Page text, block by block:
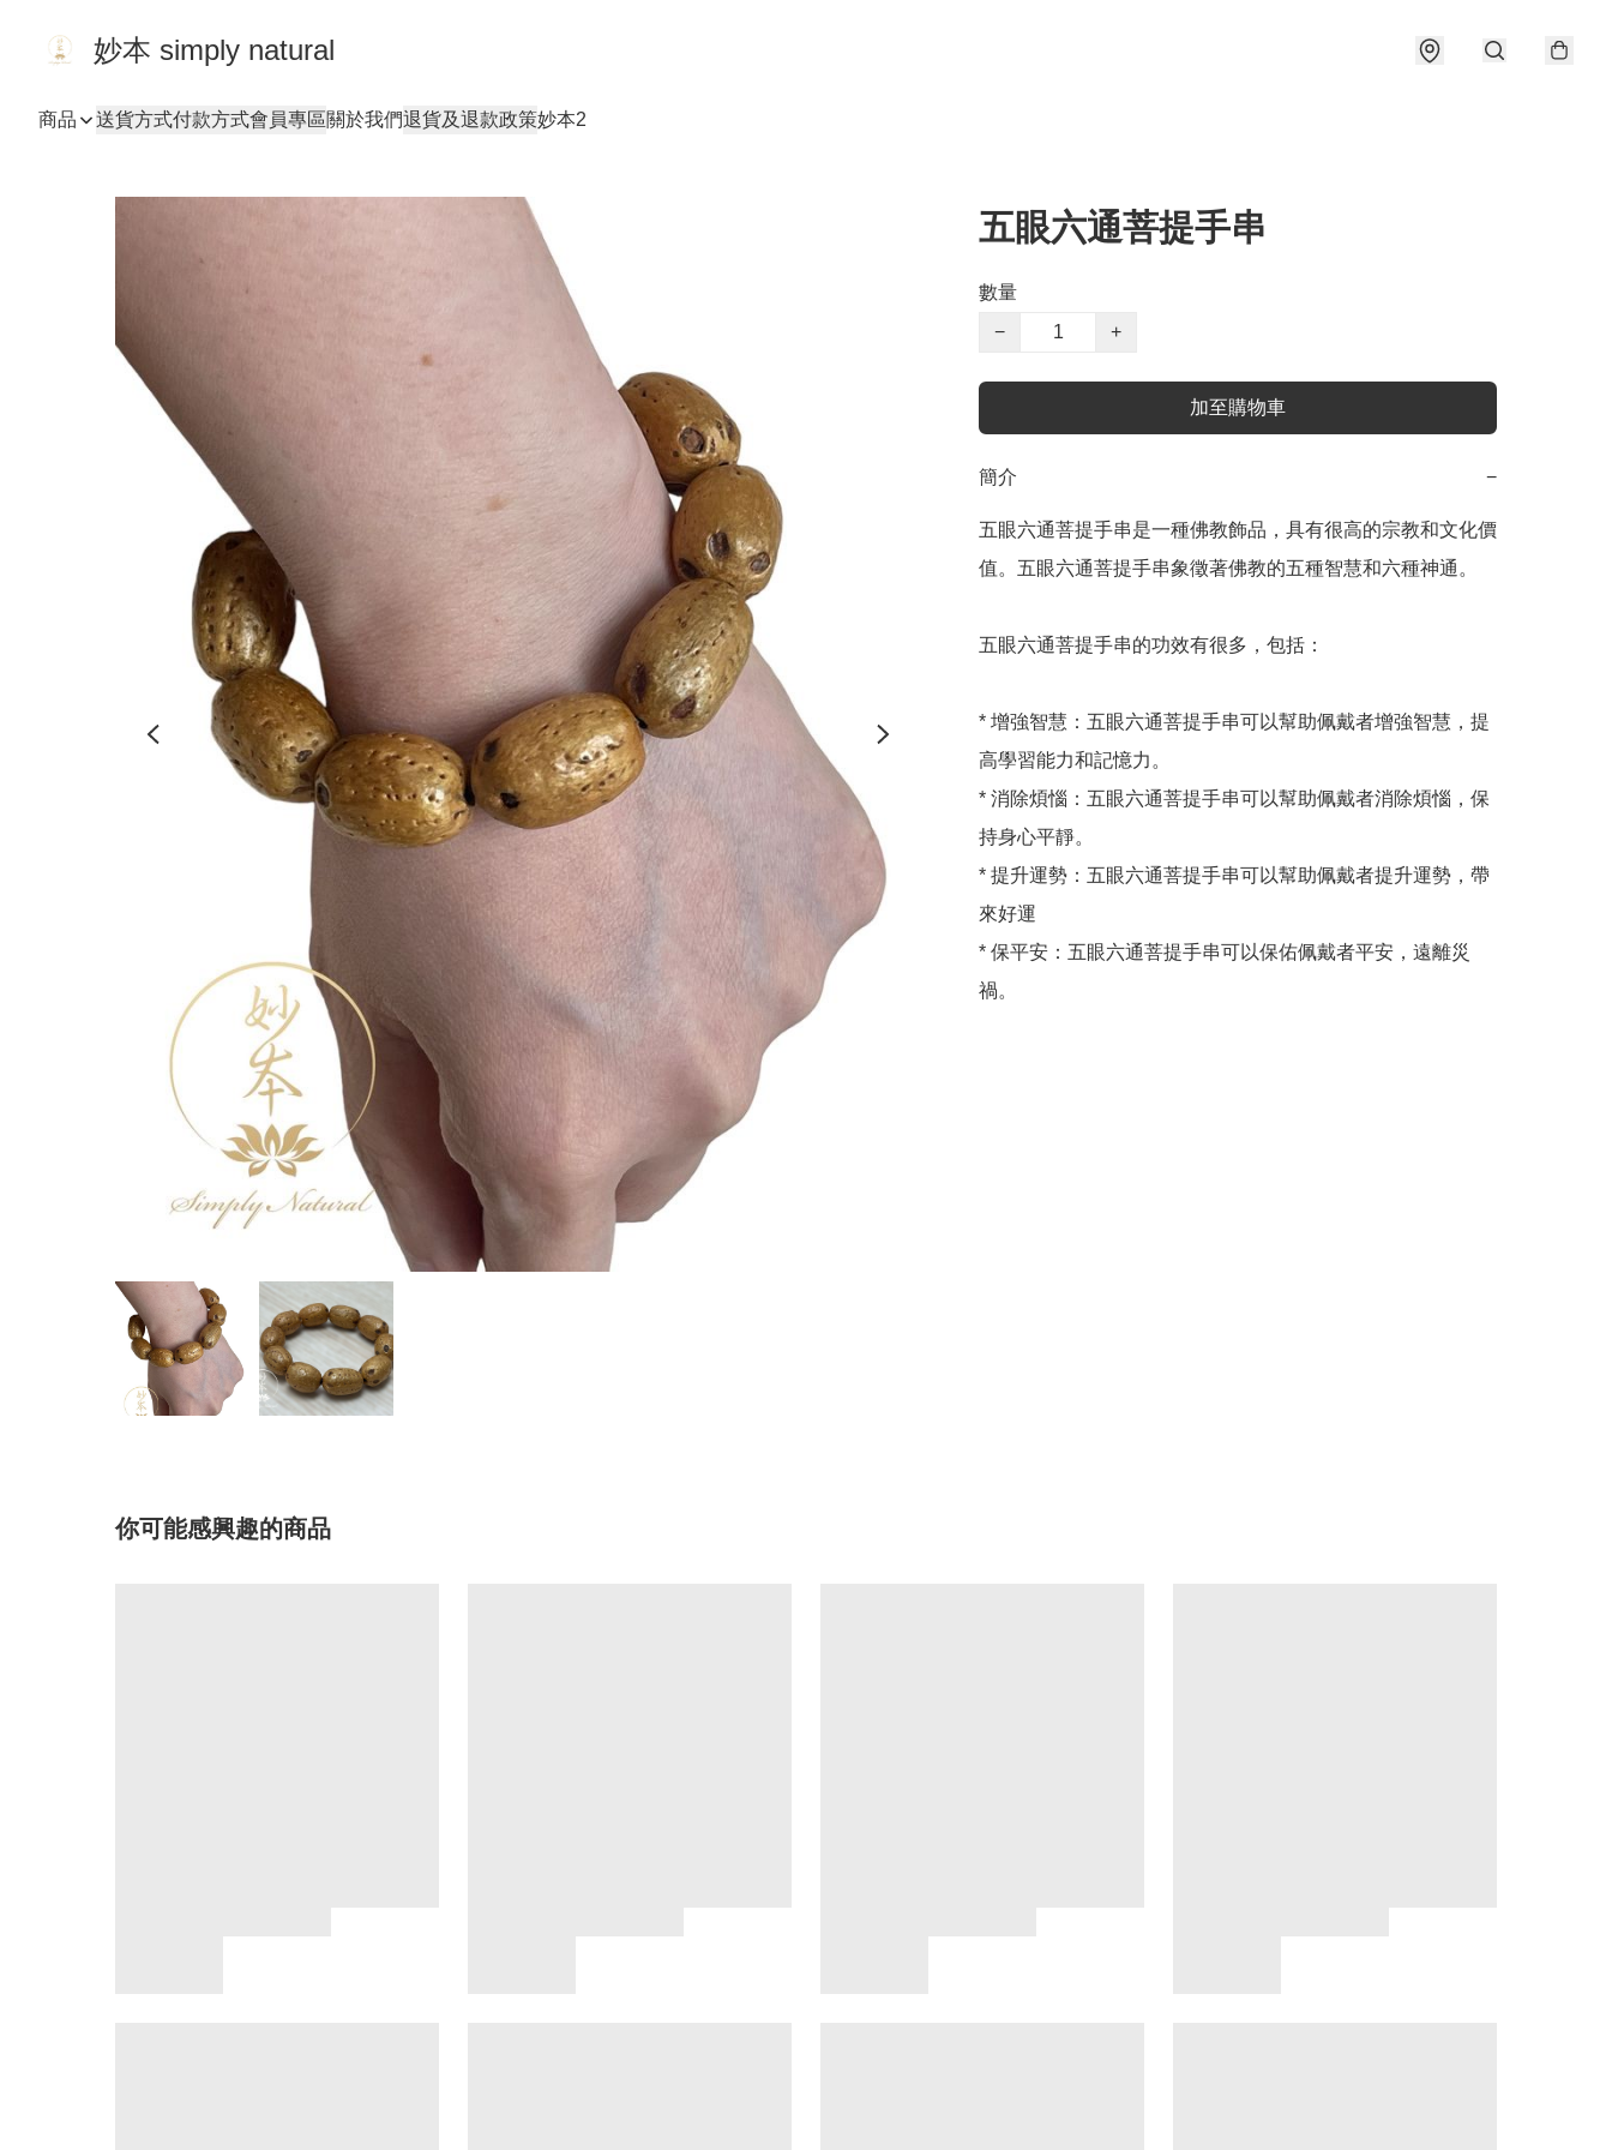
妙本 simply natural
商品 送貨方式付款方式會員專區關於我們退貨及退款政策妙本2
五眼六通菩提手串
數量
−
+
加至購物車
簡介 −
五眼六通菩提手串是一種佛教飾品，具有很高的宗教和文化價
值。五眼六通菩提手串象徵著佛教的五種智慧和六種神通。
五眼六通菩提手串的功效有很多，包括：
* 增強智慧：五眼六通菩提手串可以幫助佩戴者增強智慧，提
高學習能力和記憶力。
* 消除煩惱：五眼六通菩提手串可以幫助佩戴者消除煩惱，保
持身心平靜。
* 提升運勢：五眼六通菩提手串可以幫助佩戴者提升運勢，帶
來好運
* 保平安：五眼六通菩提手串可以保佑佩戴者平安，遠離災
你可能感興趣的商品